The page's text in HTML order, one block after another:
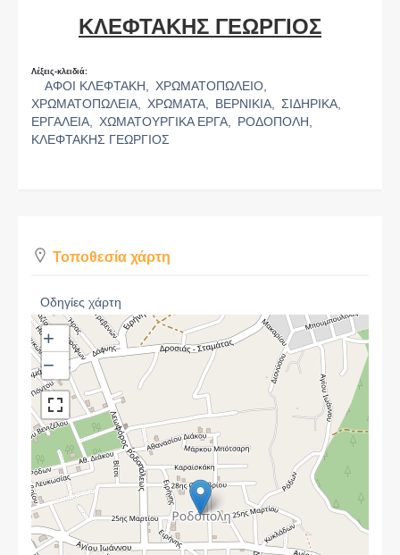
ΚΛΕΦΤΑΚΗΣ ΓΕΩΡΓΙΟΣ
Λέξεις-κλειδιά:
ΑΦΟΙ ΚΛΕΦΤΑΚΗ,
ΧΡΩΜΑΤΟΠΩΛΕΙΟ,
ΧΡΩΜΑΤΟΠΩΛΕΙΑ,
ΧΡΩΜΑΤΑ, ΒΕΡΝΙΚΙΑ,
ΣΙΔΗΡΙΚΑ,
ΕΡΓΑΛΕΙΑ,
ΧΩΜΑΤΟΥΡΓΙΚΑ ΕΡΓΑ,
ΡΟΔΟΠΟΛΗ,
ΚΛΕΦΤΑΚΗΣ ΓΕΩΡΓΙΟΣ
Τοποθεσία χάρτη
Οδηγίες χάρτη
+
−